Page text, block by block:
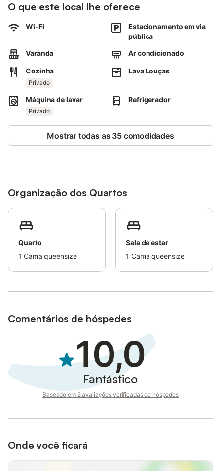
Um berço também está disponível.
relaxamento noturno.
A propriedade está localizada perto da praia.
O estacionamento gratuito está disponível na rua.
Não são permitidos animais de estimação, fumar e celebrar
eventos.
Por favor, respeite as horas de silêncio entre as 23h e as 7h.
O que este local lhe oferece
Wi-Fi
Estacionamento em via
pública
Varanda
Ar condicionado
Cozinha
Privado
Lava Louças
Máquina de lavar
Privado
Refrigerador
Mostrar todas as 35 comodidades
Organização dos Quartos
Quarto
1 Cama queensize
Sala de estar
1 Cama queensize
Comentários de hóspedes
10,0
Fantástico
Baseado em 2 avaliações verificadas de hóspedes
Onde você ficará